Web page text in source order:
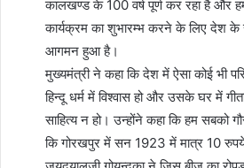
कालखण्ड के 100 वर्ष पूर्ण कर रहा है और
कार्यक्रम का शुभारम्भ करने के लिए देश के
आगमन हुआ है।
मुख्यमंत्री ने कहा कि देश में ऐसा कोई भी
हिन्दू धर्म में विश्वास हो और उसके घर में
साहित्य न हो। उन्होंने कहा कि हम सबको
कि गोरखपुर में सन 1923 में मात्र 10